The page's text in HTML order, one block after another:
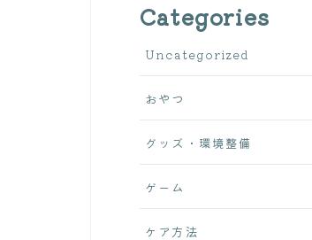
Categories
Uncategorized
おやつ
グッズ・環境整備
ゲーム
ケア方法